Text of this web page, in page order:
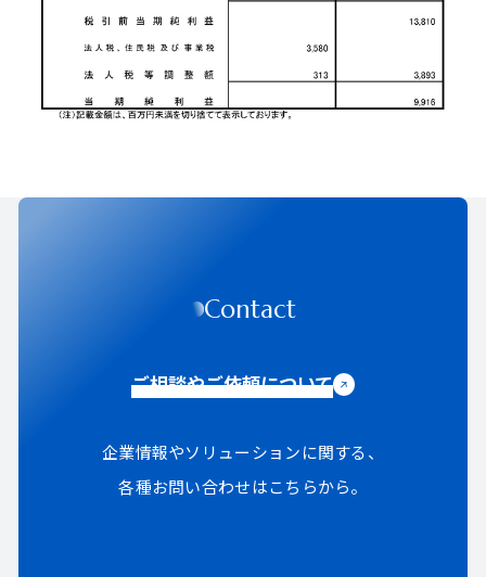
Contact
ご相談やご依頼について
企業情報やソリューションに関する、
各種お問い合わせはこちらから。